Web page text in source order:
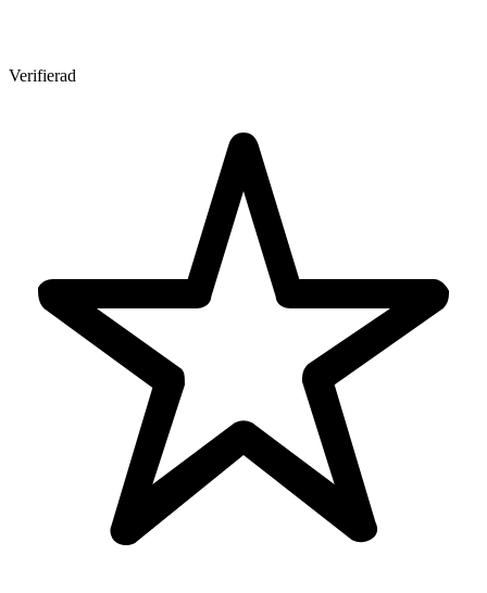
Verifierad